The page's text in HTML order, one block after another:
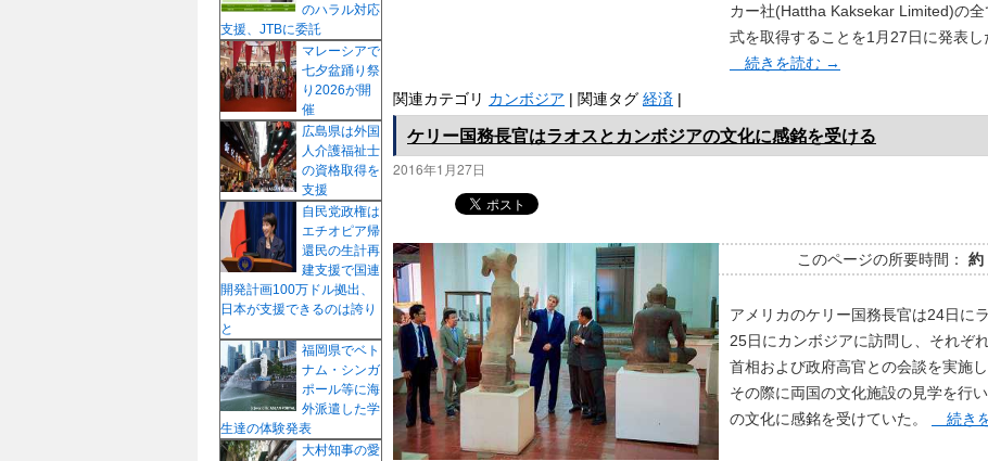
カー社(Hattha Kaksekar Limited)の全
式を取得することを1月27日に発表し
続きを読む →
関連カテゴリ カンボジア | 関連タグ 経済 |
ケリー国務長官はラオスとカンボジアの文化に感銘を受ける
2016年1月27日
このページの所要時間： 約
アメリカのケリー国務長官は24日にラ
25日にカンボジアに訪問し、それぞ
首相および政府高官との会談を実施し
その際に両国の文化施設の見学を行
の文化に感銘を受けていた。
続き
のハラル対応
支援、JTBに委託
マレーシアで
七夕盆踊り祭
り2026が開
催
広島県は外国
人介護福祉士
の資格取得を
支援
自民党政権は
エチオピア帰
還民の生計再
建支援で国連
開発計画100万ドル拠出、
日本が支援できるのは誇り
と
福岡県でベト
ナム・シンガ
ポール等に海
外派遣した学
生達の体験発表
大村知事の愛